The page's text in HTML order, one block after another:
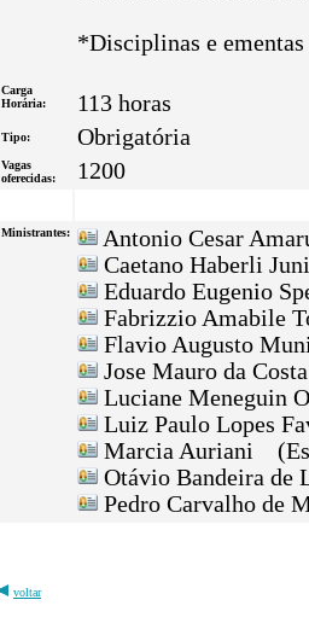
*Disciplinas e
Carga
Horária:
113 horas
Tipo: Obrigatória
Vagas
oferecidas:
1200
Ministrantes:
Antonio Cesar
Caetano Haberli
Eduardo Eugenio
Fabrizzio Amabile
Flavio Augusto
Jose Mauro da
Luciane Meneguin
Luiz Paulo Lopes
Marcia Auriani
Otávio Bandeira de
Pedro Carvalho de
voltar